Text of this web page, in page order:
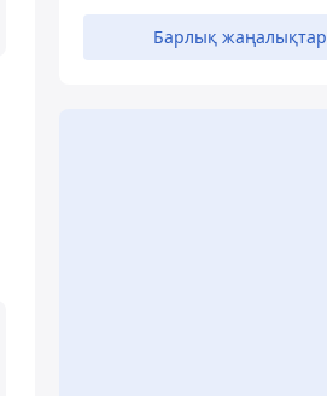
Барлық жаңалықтар